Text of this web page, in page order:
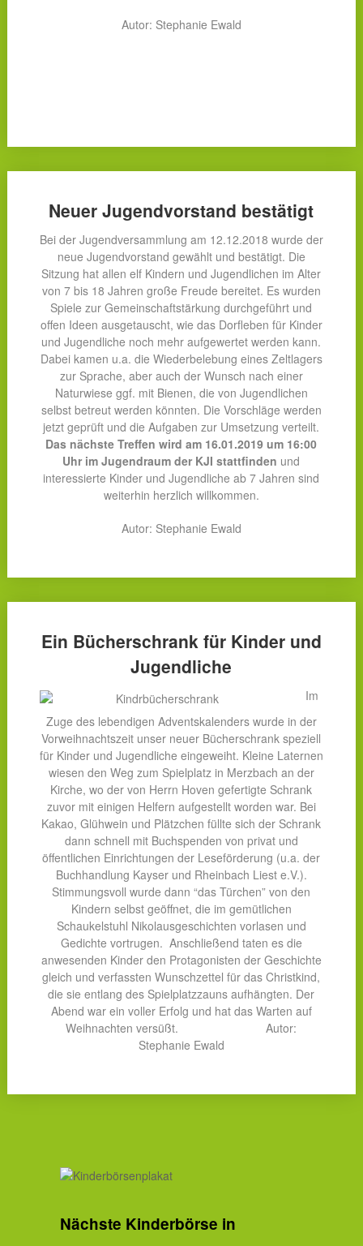
Autor: Stephanie Ewald
Neuer Jugendvorstand bestätigt
Bei der Jugendversammlung am 12.12.2018 wurde der
neue Jugendvorstand gewählt und bestätigt. Die
Sitzung hat allen elf Kindern und Jugendlichen im Alter
von 7 bis 18 Jahren große Freude bereitet. Es wurden
Spiele zur Gemeinschaftstärkung durchgeführt und
offen Ideen ausgetauscht, wie das Dorfleben für Kinder
und Jugendliche noch mehr aufgewertet werden kann.
Dabei kamen u.a. die Wiederbelebung eines Zeltlagers
zur Sprache, aber auch der Wunsch nach einer
Naturwiese ggf. mit Bienen, die von Jugendlichen
selbst betreut werden könnten. Die Vorschläge werden
jetzt geprüft und die Aufgaben zur Umsetzung verteilt.
Das nächste Treffen wird am 16.01.2019 um 16:00
Uhr im Jugendraum der KJI stattfinden und
interessierte Kinder und Jugendliche ab 7 Jahren sind
weiterhin herzlich willkommen.
Autor: Stephanie Ewald
Ein Bücherschrank für Kinder und
Jugendliche
Im
Zuge des lebendigen Adventskalenders wurde in der
Vorweihnachtszeit unser neuer Bücherschrank speziell
für Kinder und Jugendliche eingeweiht. Kleine Laternen
wiesen den Weg zum Spielplatz in Merzbach an der
Kirche, wo der von Herrn Hoven gefertigte Schrank
zuvor mit einigen Helfern aufgestellt worden war. Bei
Kakao, Glühwein und Plätzchen füllte sich der Schrank
dann schnell mit Buchspenden von privat und
öffentlichen Einrichtungen der Leseförderung (u.a. der
Buchhandlung Kayser und Rheinbach Liest e.V.).
Stimmungsvoll wurde dann “das Türchen” von den
Kindern selbst geöffnet, die im gemütlichen
Schaukelstuhl Nikolausgeschichten vorlasen und
Gedichte vortrugen. Anschließend taten es die
anwesenden Kinder den Protagonisten der Geschichte
gleich und verfassten Wunschzettel für das Christkind,
die sie entlang des Spielplatzzauns aufhängten. Der
Abend war ein voller Erfolg und hat das Warten auf
Weihnachten versüßt. Autor:
Stephanie Ewald
Nächste Kinderbörse in